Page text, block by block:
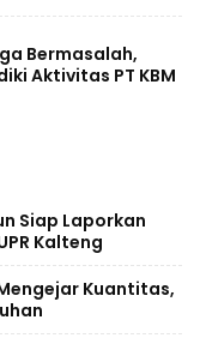
Bermasalah,
Aktivitas PT KBM
Siap Laporkan
Kalteng
Kuantitas,